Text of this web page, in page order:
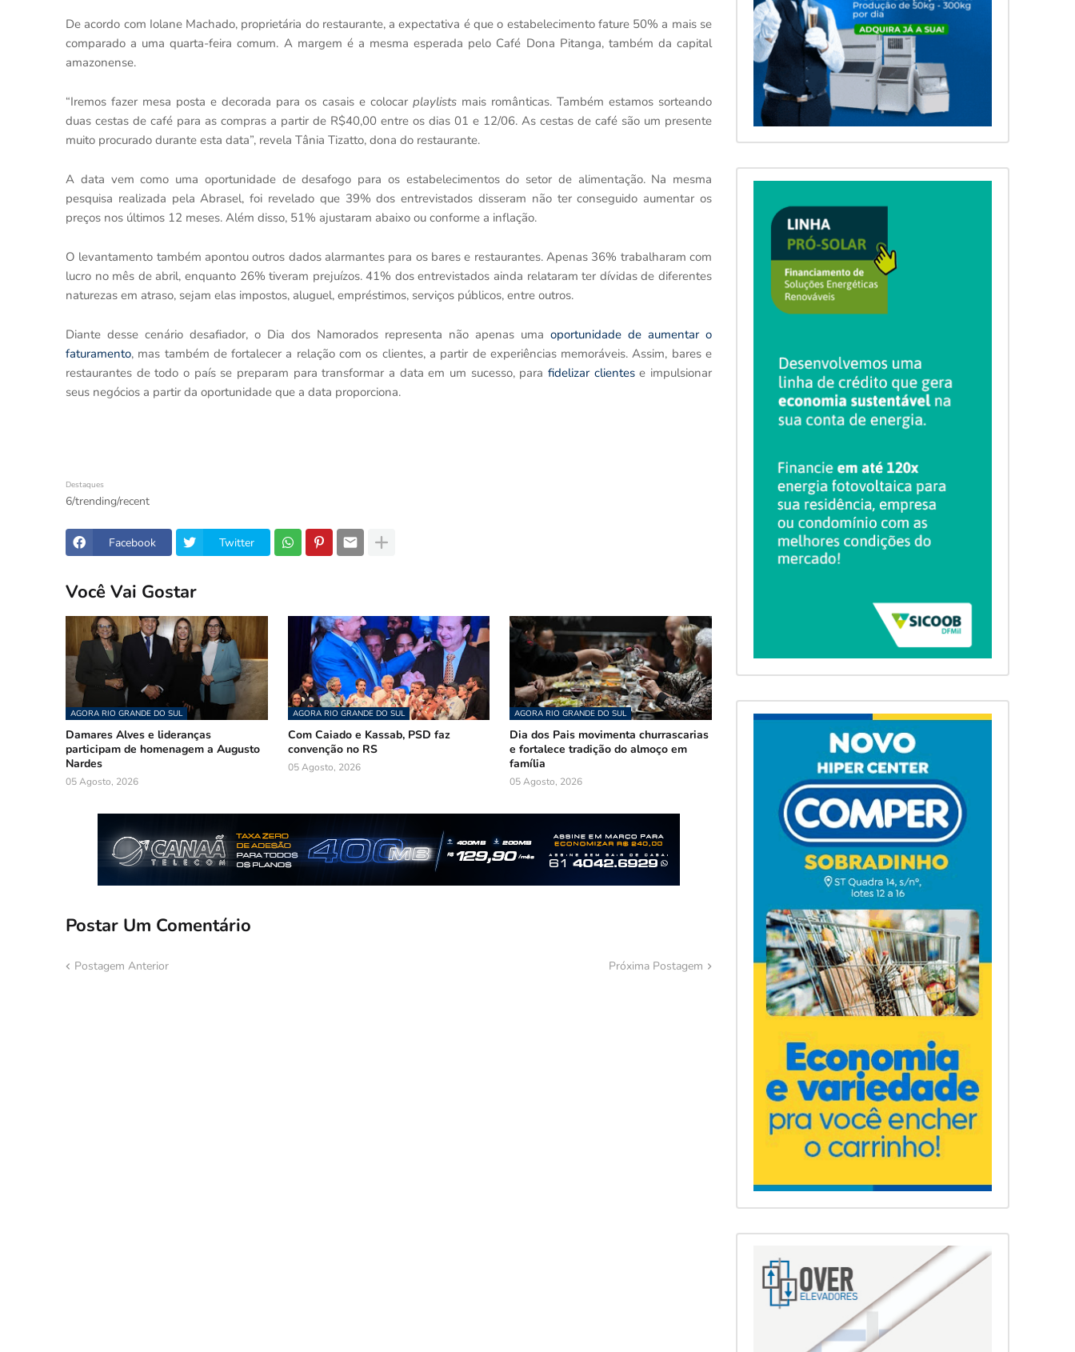
De acordo com Iolane Machado, proprietária do restaurante, a expectativa é que o estabelecimento fature 50% a mais se
comparado a uma quarta-feira comum. A margem é a mesma esperada pelo Café Dona Pitanga, também da capital
amazonense.
“Iremos fazer mesa posta e decorada para os casais e colocar playlistsmais românticas. Também estamos sorteando
duas cestas de café para as compras a partir de R$40,00 entre os dias 01 e 12/06. As cestas de café são um presente
muito procurado durante esta data”, revela Tânia Tizatto, dona do restaurante.
A data vem como uma oportunidade de desafogo para os estabelecimentos do setor de alimentação. Na mesma
pesquisa realizada pela Abrasel, foi revelado que 39% dos entrevistados disseram não ter conseguido aumentar os
preços nos últimos 12 meses. Além disso, 51% ajustaram abaixo ou conforme a inflação.
O levantamento também apontou outros dados alarmantes para os bares e restaurantes. Apenas 36% trabalharam com
lucro no mês de abril, enquanto 26% tiveram prejuízos. 41% dos entrevistados ainda relataram ter dívidas de diferentes
naturezas em atraso, sejam elas impostos, aluguel, empréstimos, serviços públicos, entre outros.
Diante desse cenário desafiador, o Dia dos Namorados representa não apenas uma oportunidade de aumentar o
faturamento, mas também de fortalecer a relação com os clientes, a partir de experiências memoráveis. Assim, bares e
restaurantes de todo o país se preparam para transformar a data em um sucesso, para fidelizar clientese impulsionar
seus negócios a partir da oportunidade que a data proporciona.
Destaques
6/trending/recent
Facebook Twitter
Você Vai Gostar
AGORA RIO GRANDE DO SUL
Damares Alves e lideranças
participam de homenagem a Augusto
Nardes
05 Agosto, 2026
AGORA RIO GRANDE DO SUL
Com Caiado e Kassab, PSD faz
convenção no RS
05 Agosto, 2026
AGORA RIO GRANDE DO SUL
Dia dos Pais movimenta churrascarias
e fortalece tradição do almoço em
família
05 Agosto, 2026
Postar Um Comentário
Postagem Anterior Próxima Postagem